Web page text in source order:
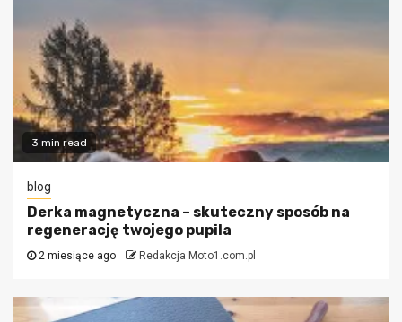
3 min read
blog
Derka magnetyczna – skuteczny sposób na
regenerację twojego pupila
2 miesiące ago Redakcja Moto1.com.pl